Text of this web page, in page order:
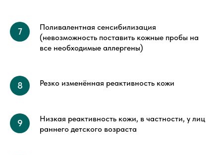
Поливалентная сенсибилизация
(невозможность поставить кожные пробы на
все необходимые аллергены)
Резко изменённая реактивность кожи
Низкая реактивность кожи, в частности, у лиц
раннего детского возраста